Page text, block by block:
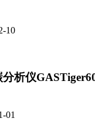
10
析仪
01